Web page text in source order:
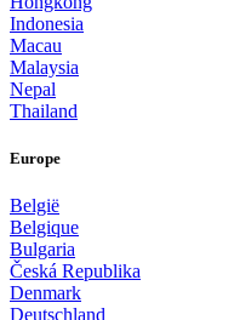
Indonesia
Macau
Malaysia
Nepal
Thailand
Europe
België
Belgique
Bulgaria
Česká Republika
Denmark
Deutschland